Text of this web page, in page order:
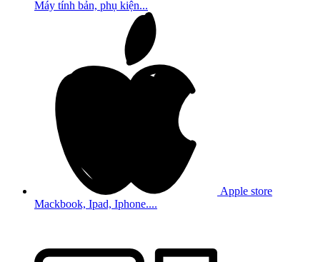
Máy tính bản, phụ kiện...
Apple store
Mackbook, Ipad, Iphone....